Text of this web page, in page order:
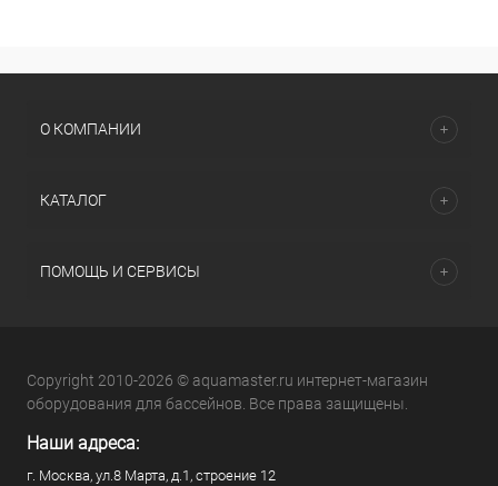
О КОМПАНИИ
КАТАЛОГ
ПОМОЩЬ И СЕРВИСЫ
Copyright 2010-2026 © aquamaster.ru интернет-магазин
оборудования для бассейнов. Все права защищены.
Наши адреса:
г. Москва, ул.8 Марта, д.1, строение 12